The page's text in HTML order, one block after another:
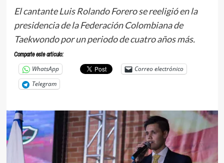
El cantante Luis Rolando Forero se reeligió en la
presidencia de la Federación Colombiana de
Taekwondo por un periodo de cuatro años más.
Comparte este articulo:
WhatsApp
Correo electrónico
Telegram